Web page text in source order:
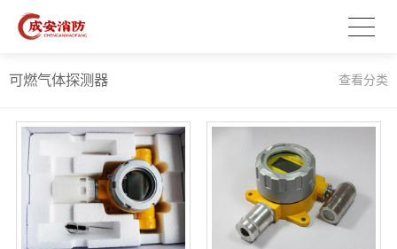
可燃气体探测器 查看分类